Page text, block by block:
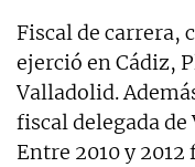
Fiscal de carrera,
ejerció en Cádiz,
Valladolid.
fiscal delegada
Entre 2010 y